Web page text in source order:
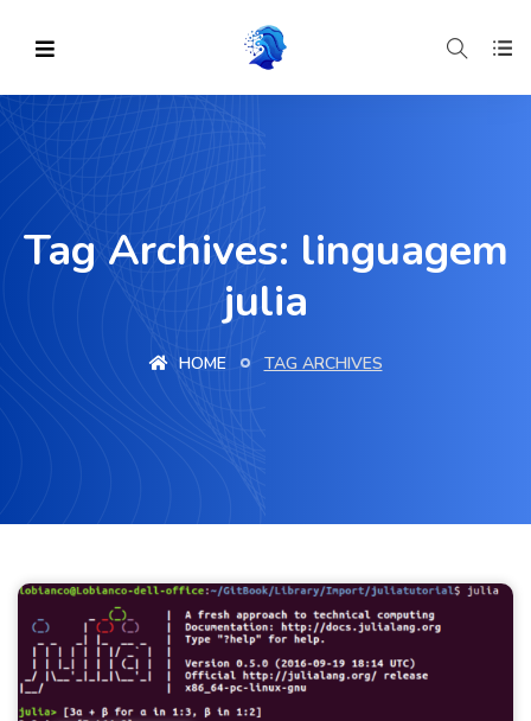
Tag Archives: linguagem
julia
HOME TAG ARCHIVES